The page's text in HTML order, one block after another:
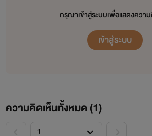
กรุณาเข้าสู่ระบบเพื่อแสดงควา
เข้าสู่ระบบ
ความคิดเห็นทั้งหมด (1)